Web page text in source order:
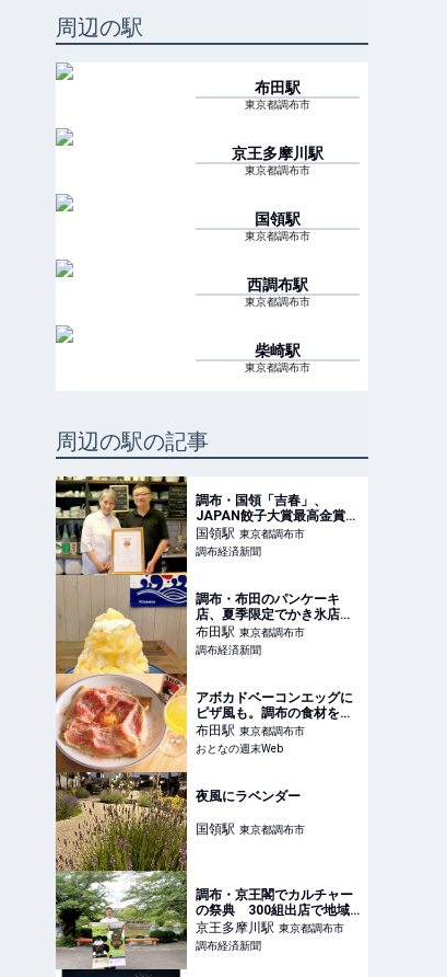
周辺の駅
布田駅
東京都調布市
京王多摩川駅
東京都調布市
国領駅
東京都調布市
西調布駅
東京都調布市
柴崎駅
東京都調布市
周辺の駅の記事
調布・国領「吉春」、
JAPAN餃子大賞最高金賞
昨年の水餃子部門に続き
国領駅 東京都調布市
調布経済新聞
調布・布田のパンケーキ
店、夏季限定でかき氷店
に 鉄板前の灼熱地獄を回
避
布田駅 東京都調布市
調布経済新聞
アボカドベーコンエッグに
ピザ風も。調布の食材を活
かしたガレット専門店
『Oklm』は引き出し豊富
布田駅 東京都調布市
おとなの週末Web
夜風にラベンダー
国領駅 東京都調布市
調布・京王閣でカルチャー
の祭典 300組出店で地域
盛り上げる
京王多摩川駅 東京都調布市
調布経済新聞